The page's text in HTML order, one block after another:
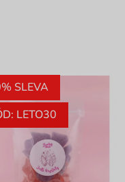
SLEVA
LETO30